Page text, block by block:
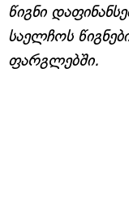
წიგნი
საელჩოს
ფარგლებში.